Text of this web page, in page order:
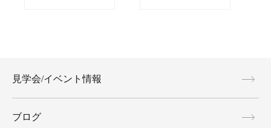
見学会/イベント情報
ブログ